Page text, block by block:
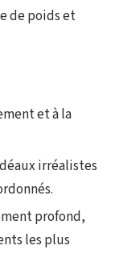
de poids et
et à la
irréalistes
profond,
les plus